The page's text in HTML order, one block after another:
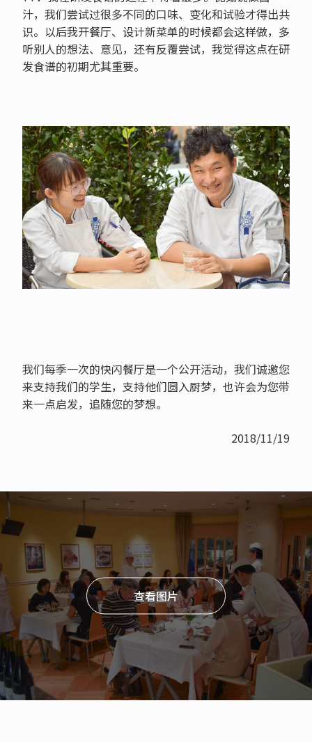
汁，我们尝试过很多不同的口味、变化和试验才得出共
识。以后我开餐厅、设计新菜单的时候都会这样做，多
听别人的想法、意见，还有反覆尝试，我觉得这点在研
发食谱的初期尤其重要。
我们每季一次的快闪餐厅是一个公开活动，我们诚邀您
来支持我们的学生，支持他们圆入厨梦，也许会为您带
来一点启发，追随您的梦想。
2018/11/19
查看图片